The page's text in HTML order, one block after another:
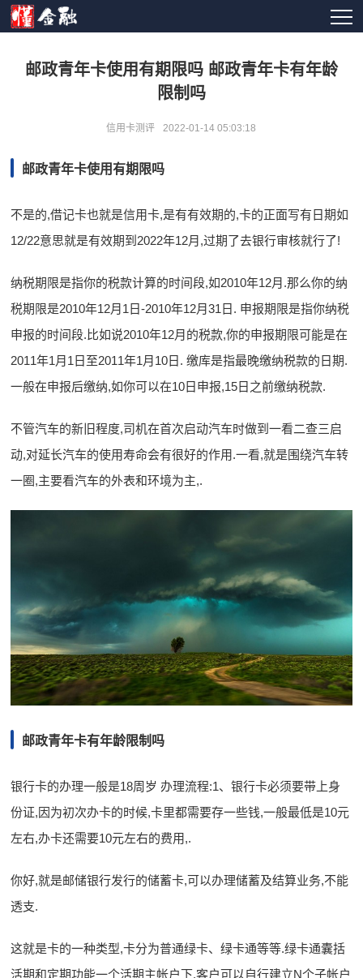
邮政青年卡使用有期限吗 邮政青年卡有年龄
限制吗
信用卡测评 2022-01-14 05:03:18
邮政青年卡使用有期限吗
不是的,借记卡也就是信用卡,是有有效期的,卡的正面写有日期如
12/22意思就是有效期到2022年12月,过期了去银行审核就行了!
纳税期限是指你的税款计算的时间段,如2010年12月.那么你的纳
税期限是2010年12月1日-2010年12月31日. 申报期限是指你纳税
申报的时间段.比如说2010年12月的税款,你的申报期限可能是在
2011年1月1日至2011年1月10日. 缴库是指最晚缴纳税款的日期.
一般在申报后缴纳,如你可以在10日申报,15日之前缴纳税款.
不管汽车的新旧程度,司机在首次启动汽车时做到一看二查三启
动,对延长汽车的使用寿命会有很好的作用.一看,就是围绕汽车转
一圈,主要看汽车的外表和环境为主,.
邮政青年卡有年龄限制吗
银行卡的办理一般是18周岁 办理流程:1、银行卡必须要带上身
份证,因为初次办卡的时候,卡里都需要存一些钱,一般最低是10元
左右,办卡还需要10元左右的费用,.
你好,就是邮储银行发行的储蓄卡,可以办理储蓄及结算业务,不能
透支.
这就是卡的一种类型,卡分为普通绿卡、绿卡通等等.绿卡通囊括
活期和定期功能一个活期主帐户下,客户可以自行建立N个子帐户